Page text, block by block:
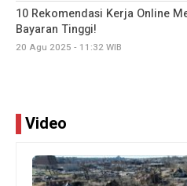
10 Rekomendasi Kerja Online
Bayaran Tinggi!
20 Agu 2025 - 11:32 WIB
Video